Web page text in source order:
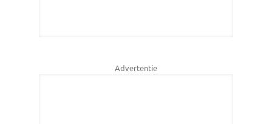
Advertentie